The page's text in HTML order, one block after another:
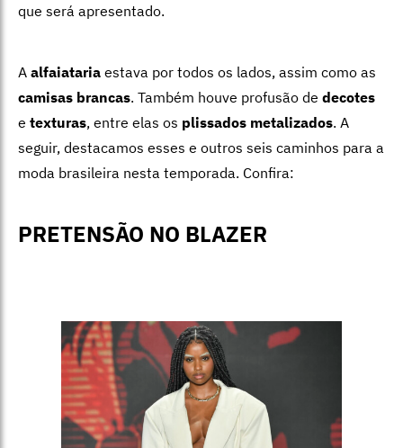
que será apresentado.
A alfaiataria estava por todos os lados, assim como as
camisas brancas. Também houve profusão de decotes
e texturas, entre elas os plissados metalizados. A
seguir, destacamos esses e outros seis caminhos para a
moda brasileira nesta temporada. Confira:
PRETENSÃO NO BLAZER